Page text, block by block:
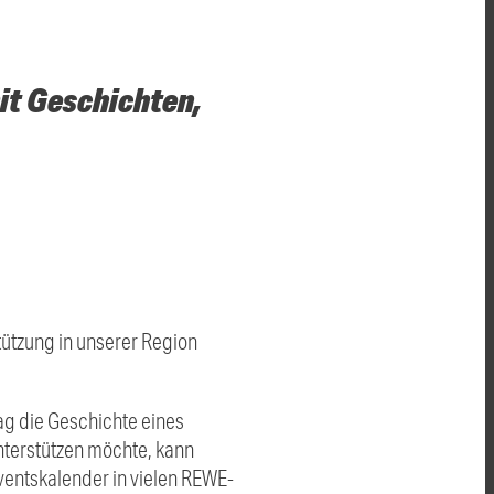
Geschichten,
in unserer Region
die Geschichte eines
möchte, kann
in vielen REWE-